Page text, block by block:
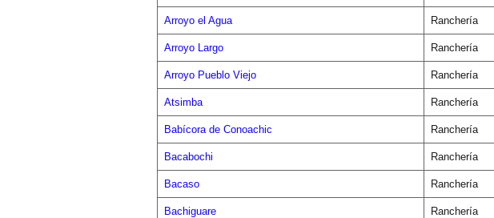
Arroyo el Agua Ranchería
Arroyo Largo Ranchería
Arroyo Pueblo Viejo Ranchería
Atsimba Ranchería
Babícora de Conoachic Ranchería
Bacabochi Ranchería
Bacaso Ranchería
Bachiguare Ranchería